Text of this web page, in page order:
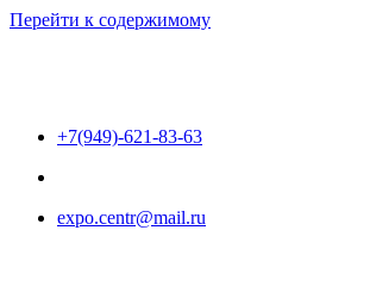
Перейти к содержимому
+7(949)-621-83-63
expo.centr@mail.ru